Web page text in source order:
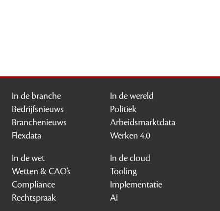
In de branche
Bedrijfsnieuws
Branchenieuws
Flexdata
In de wereld
Politiek
Arbeidsmarktdata
Werken 4.0
In de wet
Wetten & CAO’s
Compliance
Rechtspraak
In de cloud
Tooling
Implementatie
AI